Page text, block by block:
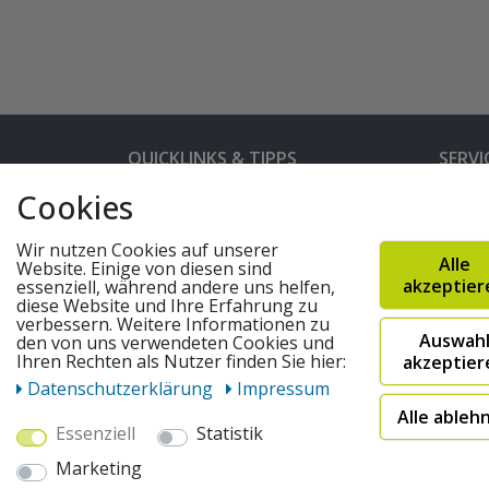
QUICKLINKS & TIPPS
Partnerprogramm
Marken
FAQ
© 2026 pentagonsports.de
Cookies
Wir nutzen Cookies auf unserer
Website. Einige von diesen sind
essenziell, während andere uns helfen,
diese Website und Ihre Erfahrung zu
verbessern. Weitere Informationen zu
den von uns verwendeten Cookies und
Ihren Rechten als Nutzer finden Sie hier:
Daten­schutz­erklärung
Impressum
Essenziell
Statistik
Marketing
Alle
Auswahl
Alle